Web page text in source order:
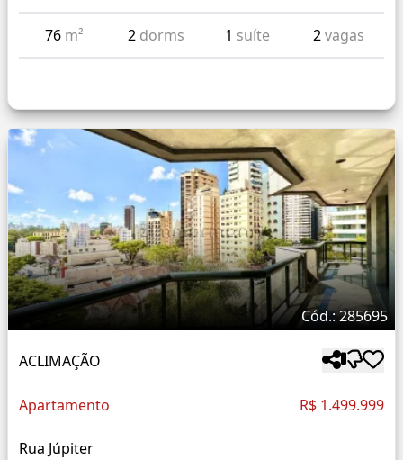
76 m² 2 dorms 1 suíte 2vagas
Cód.: 285695
ACLIMAÇÃO
Apartamento R$ 1.499.999
Rua Júpiter